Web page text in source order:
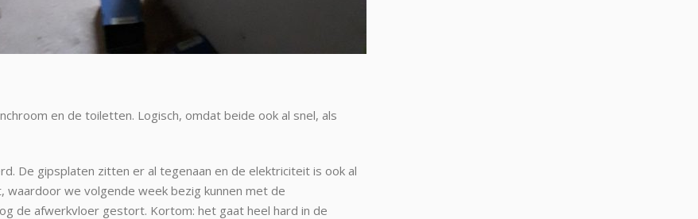
en de toiletten. Logisch, omdat beide ook al snel, als
De gipsplaten zitten er al tegenaan en de elektriciteit is ook al
we volgende week bezig kunnen met de
de afwerkvloer gestort. Kortom: het gaat heel hard in de